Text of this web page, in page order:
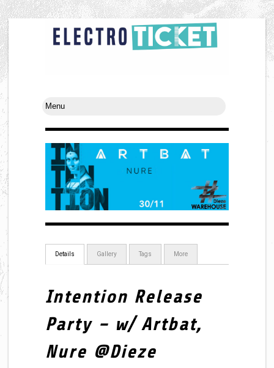
Details Gallery Tags More
Intention Release
Party – w/ Artbat,
Nure @Dieze